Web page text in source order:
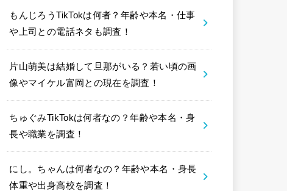
もんじろうTikTokは何者？年齢や本名・仕事
や上司との電話ネタも調査！
片山萌美は結婚して旦那がいる？若い頃の画
像やマイケル富岡との現在を調査！
ちゅぐみTikTokは何者なの？年齢や本名・身
長や職業を調査！
にし。ちゃんは何者なの？年齢や本名・身長
体重や出身高校を調査！